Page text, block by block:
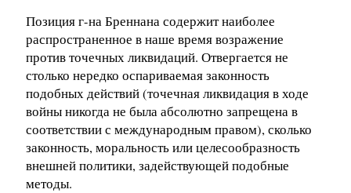
Позиция г-на Бреннана содержит наиболее
распространенное в наше время возражение
против точечных ликвидаций. Отвергается не
столько нередко оспариваемая законность
подобных действий (точечная ликвидация в ходе
войны никогда не была абсолютно запрещена в
соответствии с международным правом), сколько
законность, моральность или целесообразность
внешней политики, задействующей подобные
методы.